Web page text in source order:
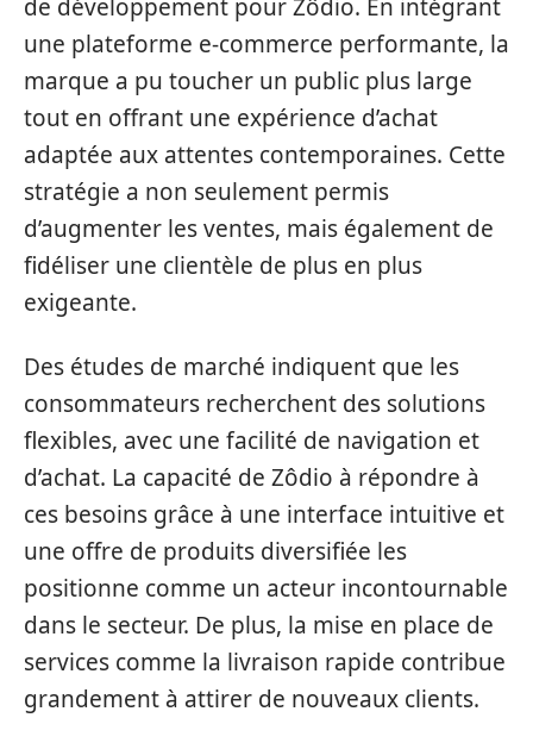
de développement pour Zôdio. En intégrant
une plateforme e-commerce performante, la
marque a pu toucher un public plus large
tout en offrant une expérience d’achat
adaptée aux attentes contemporaines. Cette
stratégie a non seulement permis
d’augmenter les ventes, mais également de
fidéliser une clientèle de plus en plus
exigeante.
Des études de marché indiquent que les
consommateurs recherchent des solutions
flexibles, avec une facilité de navigation et
d’achat. La capacité de Zôdio à répondre à
ces besoins grâce à une interface intuitive et
une offre de produits diversifiée les
positionne comme un acteur incontournable
dans le secteur. De plus, la mise en place de
services comme la livraison rapide contribue
grandement à attirer de nouveaux clients.